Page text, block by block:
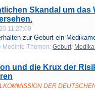
Skandal um
11:27:00
zur Geburt ein
Medinfo-Themen: Geburt;
und die Krux der
DER